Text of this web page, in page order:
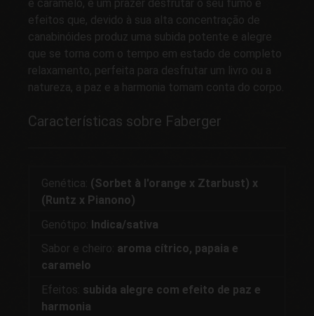
e caramelo, é um prazer desfrutar o seu fumo e
efeitos que, devido à sua alta concentração de
canabinóides produz uma subida potente e alegre
que se torna com o tempo em estado de completo
relaxamento, perfeita para desfrutar um livro ou a
natureza, a paz e a harmonia tomam conta do corpo.
Características sobre Faberger
Genética: (Sorbet à l'orange x Ztarbust) x
(Runtz x Pianono)
Genótipo: Indica/sativa
Sabor e cheiro: aroma cítrico, papaia e
caramelo
Efeitos: subida alegre com efeito de paz e
harmonia